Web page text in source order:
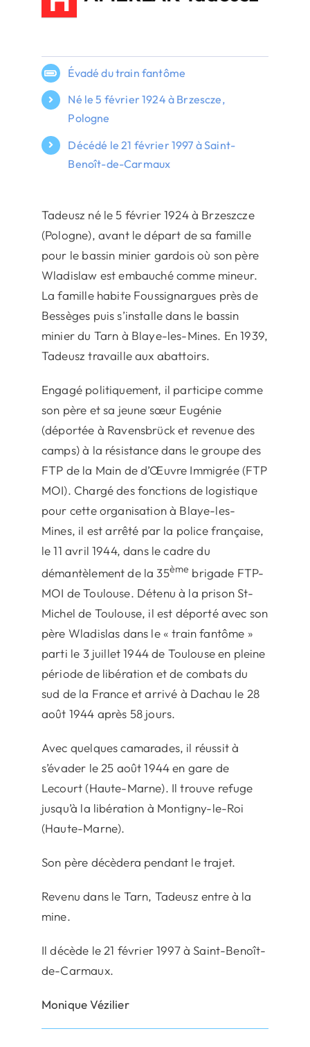
Évadé du train fantôme
Né le 5 février 1924 à Brzescze,
Pologne
Décédé le 21 février 1997 à Saint-
Benoît-de-Carmaux
Tadeusz né le 5 février 1924 à Brzeszcze
(Pologne), avant le départ de sa famille
pour le bassin minier gardois où son père
Wladislaw est embauché comme mineur.
La famille habite Foussignargues près de
Bessèges puis s’installe dans le bassin
minier du Tarn à Blaye-les-Mines. En 1939,
Tadeusz travaille aux abattoirs.
Engagé politiquement, il participe comme
son père et sa jeune sœur Eugénie
(déportée à Ravensbrück et revenue des
camps) à la résistance dans le groupe des
FTP de la Main de d’Œuvre Immigrée (FTP
MOI). Chargé des fonctions de logistique
pour cette organisation à Blaye-les-
Mines, il est arrêté par la police française,
le 11 avril 1944, dans le cadre du
démantèlement de la 35ème brigade FTP-
MOI de Toulouse. Détenu à la prison St-
Michel de Toulouse, il est déporté avec son
père Wladislas dans le « train fantôme »
parti le 3 juillet 1944 de Toulouse en pleine
période de libération et de combats du
sud de la France et arrivé à Dachau le 28
août 1944 après 58 jours.
Avec quelques camarades, il réussit à
s’évader le 25 août 1944 en gare de
Lecourt (Haute-Marne). Il trouve refuge
jusqu’à la libération à Montigny-le-Roi
(Haute-Marne).
Son père décèdera pendant le trajet.
Revenu dans le Tarn, Tadeusz entre à la
mine.
Il décède le 21 février 1997 à Saint-Benoît-
de-Carmaux.
Monique Vézilier